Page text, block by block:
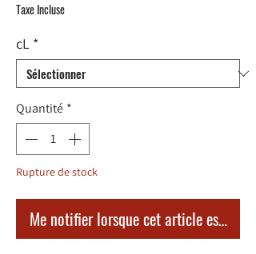
Taxe Incluse
cL *
Quantité *
Rupture de stock
Me notifier lorsque cet article est